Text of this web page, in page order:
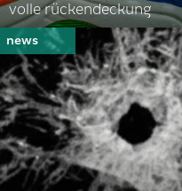
volle rückendeckung